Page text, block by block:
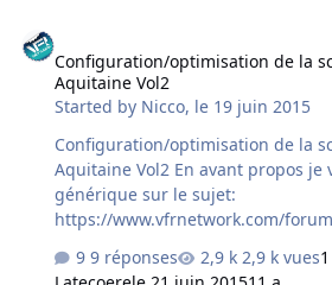
compéres, j'aimerai les faire
Edit admin: noyé ici ça va juste
dans un nouveau fil
Configuration/optimisation de la
Aquitaine Vol2
Started by Nicco, le 19 juin 2015
Configuration/optimisation de la
Aquitaine Vol2 En avant propos je vous rappelle le fil
générique sur le sujet:
https://www.vfrnetwork.com/
798-consignes-dutilisation-et-de-
l'occasion de la scène VFR
9 réponses 2,9 k vues